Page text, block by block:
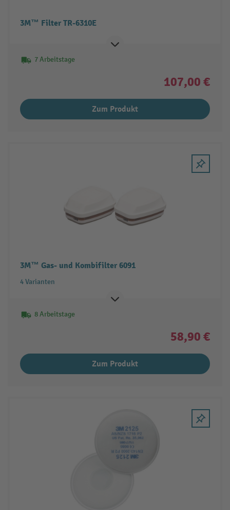
3M™ Filter TR-6310E
7 Arbeitstage
107,00 €
Zum Produkt
3M™ Gas- und Kombifilter 6091
4 Varianten
8 Arbeitstage
58,90 €
Zum Produkt